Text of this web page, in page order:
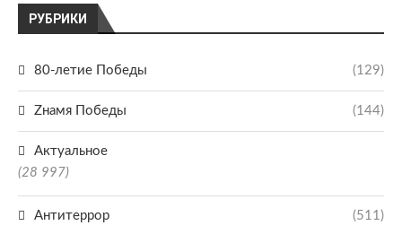
РУБРИКИ
80-летие Победы (129)
Zнамя Победы (144)
Актуальное
(28 997)
Антитеррор (511)